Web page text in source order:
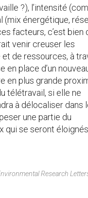
?), l’intensité
(mix énergétique,
facteurs, c’est bien
venir creuser les
de ressources, à
place d’un
en plus grande
télétravail, si elle ne
à délocaliser dans
une partie du
qui se seront
Research